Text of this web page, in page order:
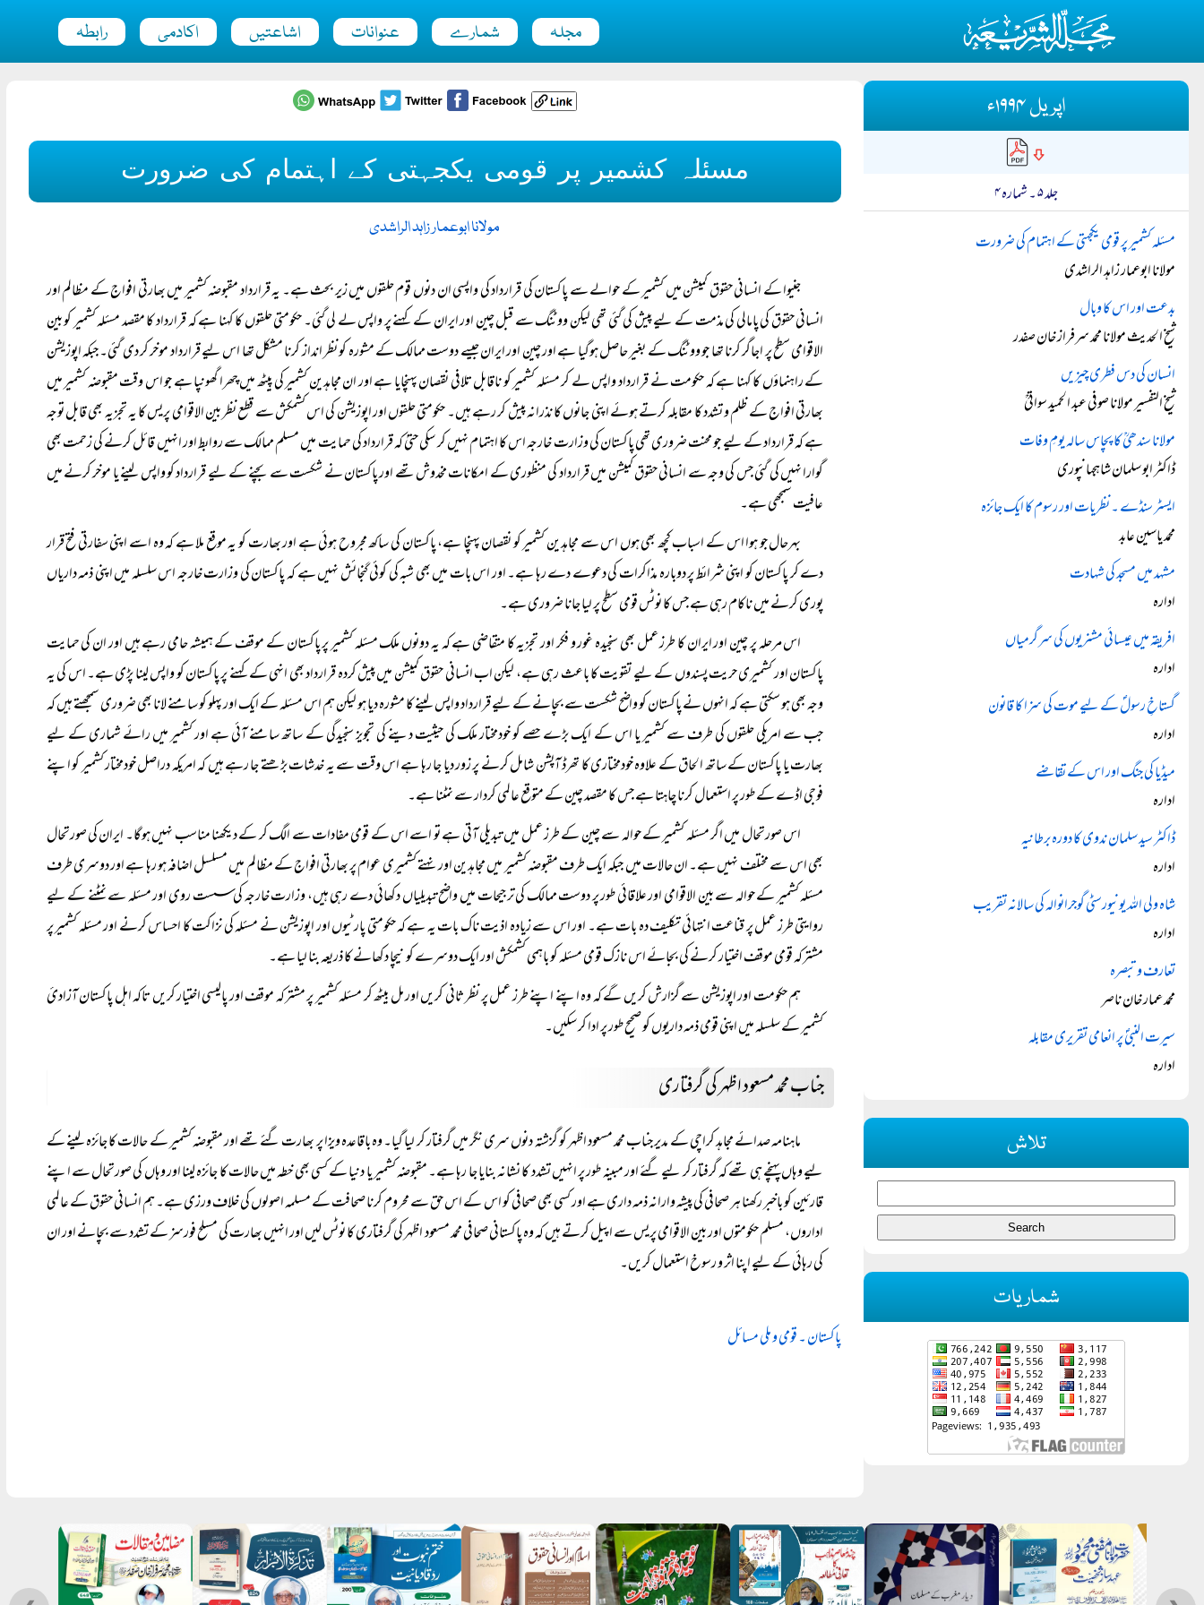
مجلہ شمارے عنوانات اشاعتیں اکادمی رابطہ
مسئلہ کشمیر پر قومی یکجہتی کے اہتمام کی ضرورت
مولانا ابوعمار زاہد الراشدی
جنیوا کے انسانی حقوق کمیشن میں کشمیر کے حوالے سے پاکستان کی قرارداد کی واپسی ان دنوں قوم حلقوں میں زیر بحث ہے۔ یہ قرارداد مقبوضہ کشمیر میں بھارتی افواج کے مظالم اور
انسانی حقوق کی پامالی کی مذمت کے لیے پیش کی گئی تھی لیکن ووٹنگ سے قبل چین اور ایران کے کہنے پر واپس لے لی گئی۔ حکومتی حلقوں کا کہنا ہے کہ قرارداد کا مقصد مسئلہ کشمیر کو بین
الاقوامی سطح پر اجاگر کرنا تھا جو ووٹنگ کے بغیر حاصل ہوگیا ہے اور چین اور ایران جیسے دوست ممالک کے مشورہ کو نظر انداز کرنا مشکل تھا اس لیے قرارداد موخر کر دی گئی۔ جبکہ اپوزیشن
کے راہنماؤں کا کہنا ہے کہ حکومت نے قرارداد واپس لے کر مسئلہ کشمیر کو ناقابل تلافی نقصان پہنچایا ہے اور ان مجاہدین کشمیر کی پیٹھ میں چھرا گھونپا ہے جو اس وقت مقبوضہ کشمیر میں
بھارتی افواج کے ظلم و تشدد کا مقابلہ کرتے ہوئے اپنی جانوں کا نذرانہ پیش کر رہے ہیں۔ حکومتی حلقوں اور اپوزیشن کی اس کشمکش سے قطع نظر بین الاقوامی پریس کا یہ تجزیہ بھی قابل توجہ
ہے کہ قرارداد کے لیے جو محنت ضروری تھی پاکستان کی وزارت خارجہ اس کا اہتمام نہیں کر سکی حتیٰ کہ قرارداد کی حمایت میں مسلم ممالک سے روابط اور انہیں قائل کرنے کی زحمت بھی
گوارا نہیں کی گئی جس کی وجہ سے انسانی حقوق کمیشن میں قرارداد کی منظوری کے امکانات مخدوش تھے اور پاکستان نے شکست سے بچنے کے لیے قرارداد کو واپس لینے یا موخر کرنے میں
عافیت سمجھی ہے۔
بہرحال جو ہوا اس کے اسباب کچھ بھی ہوں اس سے مجاہدین کشمیر کو نقصان پہنچا ہے، پاکستان کی ساکھ مجروح ہوئی ہے اور بھارت کو یہ موقع ملا ہے کہ وہ اسے اپنی سفارتی فتح قرار
دے کر پاکستان کو اپنی شرائط پر دوبارہ مذاکرات کی دعوے دے رہا ہے۔ اور اس بات میں بھی شبہ کی کوئی گنجائش نہیں ہے کہ پاکستان کی وزارت خارجہ اس سلسلہ میں اپنی ذمہ داریاں
پوری کرنے میں ناکام رہی ہے جس کا نوٹس قومی سطح پر لیا جانا ضروری ہے۔
اس مرحلہ پر چین اور ایران کا طرز عمل بھی سنجیدہ غور و فکر اور تجزیہ کا متقاضی ہے کہ یہ دونوں ملک مسئلہ کشمیر پر پاکستان کے موقف کے ہمیشہ حامی رہے ہیں اور ان کی حمایت
پاکستان اور کشمیری حریت پسندوں کے لیے تقویت کا باعث رہی ہے، لیکن اب انسانی حقوق کمیشن میں پیش کردہ قرارداد بھی انہی کے کہنے پر پاکستان کو واپس لینا پڑی ہے۔ اس کی یہ
وجہ بھی ہو سکتی ہے کہ انہوں نے پاکستان کو واضح شکست سے بچانے کے لیے قرارداد واپس لینے کا مشورہ دیا ہو لیکن ہم اس مسئلہ کے ایک اور پہلو کو سامنے لانا بھی ضروری سمجھتے ہیں کہ
جب سے امریکی حلقوں کی طرف سے کشمیر یا اس کے ایک بڑے حصے کو خودمختار ملک کی حیثیت دینے کی تجویز سنجیدگی کے ساتھ سامنے آئی ہے اور کشمیر میں رائے شماری کے لیے
بھارت یا پاکستان کے ساتھ الحاق کے علاوہ خودمختاری کا تھرڈ آپشن شامل کرنے پر زور دیا جا رہا ہے اس وقت سے یہ خدشات بڑھتے جا رہے ہیں کہ امریکہ دراصل خودمختار کشمیر کو اپنے
فوجی اڈے کے طور پر استعمال کرنا چاہتا ہے جس کا مقصد چین کے متوقع عالمی کردار سے نمٹنا ہے۔
اس صورتحال میں اگر مسئلہ کشمیر کے حوالہ سے چین کے طرز عمل میں تبدیلی آتی ہے تو اسے اس کے قومی مفادات سے الگ کر کے دیکھنا مناسب نہیں ہوگا۔ ایران کی صورتحال
بھی اس سے مختلف نہیں ہے۔ ان حالات میں جبکہ ایک طرف مقبوضہ کشمیر میں مجاہدین اور نہتے کشمیری عوام پر بھارتی افواج کے مظالم میں مسلسل اضافہ ہو رہا ہے اور دوسری طرف
مسئلہ کشمیر کے حوالہ سے بین الاقوامی اور علاقائی طور پر دوست ممالک کی ترجیحات میں واضح تبدیلیاں دکھائی دے رہی ہیں، وزارت خارجہ کی سست روی اور مسئلہ سے نمٹنے کے لیے
روایتی طرز عمل پر قناعت انتہائی تکلیف دہ بات ہے۔ اور اس سے زیادہ اذیت ناک بات یہ ہے کہ حکومتی پارٹیوں اور اپوزیشن نے مسئلہ کی نزاکت کا احساس کرنے اور مسئلہ کشمیر پر
مشترکہ قومی موقف اختیار کرنے کی بجائے اس نازک قومی مسئلہ کو باہمی کشمکش اور ایک دوسرے کو نیچا دکھانے کا ذریعہ بنا لیا ہے۔
ہم حکومت اور اپوزیشن سے گزارش کریں گے کہ وہ اپنے اپنے طرز عمل پر نظر ثانی کریں اور مل بیٹھ کر مسئلہ کشمیر پر مشترکہ موقف اور پالیسی اختیار کریں تاکہ اہل پاکستان آزادیٔ
کشمیر کے سلسلہ میں اپنی قومی ذمہ داریوں کو صحیح طور پر ادا کر سکیں۔
جناب محمد مسعود اظہر کی گرفتاری
ماہنامہ صدائے مجاہد کراچی کے مدیر جناب محمد مسعود اظہر کو گزشتہ دنوں سری نگر میں گرفتار کر لیا گیا۔ وہ باقاعدہ ویزا پر بھارت گئے تھے اور مقبوضہ کشمیر کے حالات کا جائزہ لینے کے
لیے وہاں پہنچے ہی تھے کہ گرفتار کر لیے گئے اور مبینہ طور پر انہیں تشدد کا نشانہ بنایا جا رہا ہے۔ مقبوضہ کشمیر یا دنیا کے کسی بھی خطہ میں حالات کا جائزہ لینا اور وہاں کی صورتحال سے اپنے
قارئین کو باخبر رکھنا ہر صحافی کی پیشہ وارانہ ذمہ داری ہے اور کسی بھی صحافی کو اس کے اس حق سے محروم کرنا صحافت کے مسلمہ اصولوں کی خلاف ورزی ہے۔ ہم انسانی حقوق کے عالمی
اداروں، مسلم حکومتوں اور بین الاقوامی پریس سے اپیل کرتے ہیں کہ وہ پاکستانی صحافی محمد مسعود اظہر کی گرفتاری کا نوٹس لیں اور انہیں بھارت کی مسلح فورسز کے تشدد سے بچانے اور ان
کی رہائی کے لیے اپنا اثر و رسوخ استعمال کریں۔
پاکستان ۔ قومی و ملی مسائل
اپریل ۱۹۹۴ء
جلد ۵ ۔ شمارہ ۴
مسئلہ کشمیر پر قومی یکجہتی کے اہتمام کی ضرورت
مولانا ابوعمار زاہد الراشدی
بدعت اور اس کا وبال
شیخ الحدیث مولانا محمد سرفراز خان صفدر
انسان کی دس فطری چیزیں
شیخ التفسیر مولانا صوفی عبد الحمید سواتیؒ
مولانا سندھیؒ کا پچاس سالہ یومِ وفات
ڈاکٹر ابو سلمان شاہجہانپوری
ایسٹر سنڈے ۔ نظریات اور رسوم کا ایک جائزہ
محمد یاسین عابد
مشہد میں مسجد کی شہادت
ادارہ
افریقہ میں عیسائی مشنریوں کی سرگرمیاں
ادارہ
گستاخِ رسولؐ کے لیے موت کی سزا کا قانون
ادارہ
میڈیا کی جنگ اور اس کے تقاضے
ادارہ
ڈاکٹر سید سلمان ندوی کا دورہ برطانیہ
ادارہ
شاہ ولی اللہ یونیورسٹی گوجرانوالہ کی سالانہ تقریب
ادارہ
تعارف و تبصرہ
محمد عمار خان ناصر
سیرت النبیؐ پر انعامی تقریری مقابلہ
ادارہ
تلاش
شماریات